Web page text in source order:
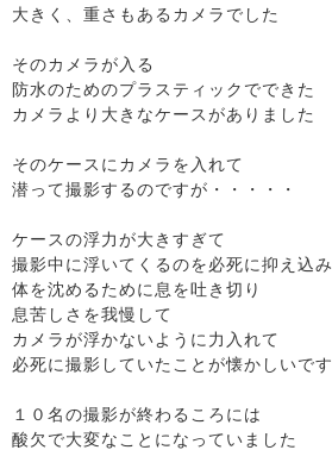
大きく、重さもあるカメラでした
そのカメラが入る
防水のためのプラスティックでできた
カメラより大きなケースがありました
そのケースにカメラを入れて
潜って撮影するのですが・・・・・
ケースの浮力が大きすぎて
撮影中に浮いてくるのを必死に抑え込み
体を沈めるために息を吐き切り
息苦しさを我慢して
カメラが浮かないように力入れて
必死に撮影していたことが懐かしいです
１０名の撮影が終わるころには
酸欠で大変なことになっていました